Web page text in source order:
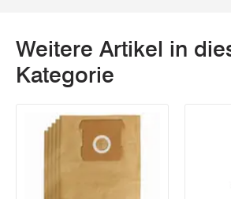
Weitere Artikel in
Kategorie